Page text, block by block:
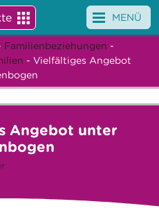
MENÜ
Familienbeziehungen -
- Vielfältiges Angebot
Angebot unter